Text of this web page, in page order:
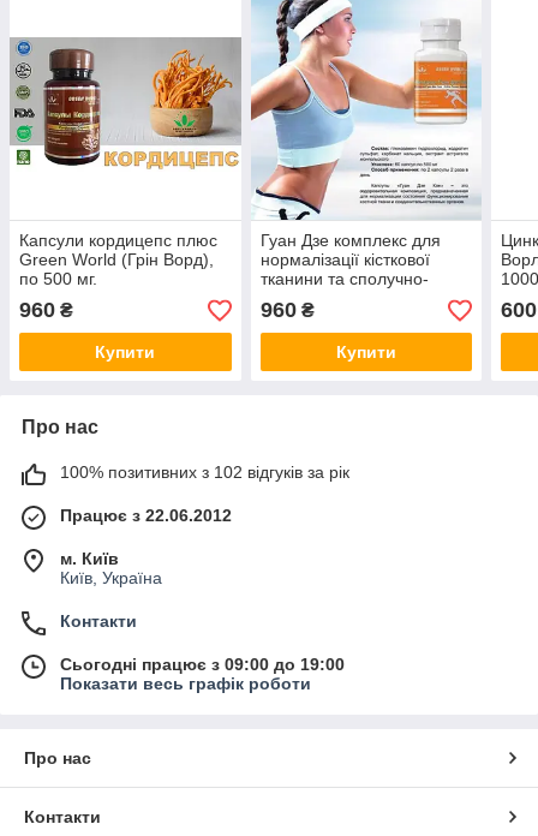
Капсули кордицепс плюс
Green World (Грін Ворд),
по 500 мг.
960 ₴
Купити
Гуан Дзе комплекс для
нормалізації кісткової
тканини та сполучно-
тканих органів по 500 мг.
960₴
Купити
600
Про нас
100% позитивних з 102 відгуків за рік
Працює з 22.06.2012
м. Київ
Київ, Україна
Контакти
Сьогодні працює з 09:00 до 19:00
Показати весь графік роботи
Про нас
Контакти